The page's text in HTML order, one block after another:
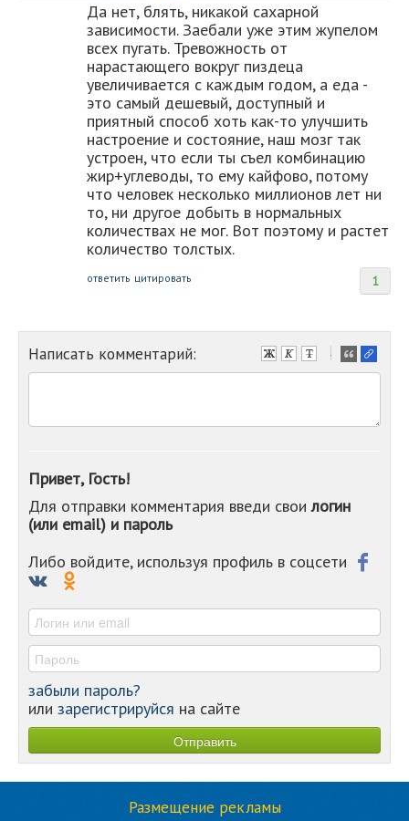
Да нет, блять, никакой сахарной
зависимости. Заебали уже этим жупелом
всех пугать. Тревожность от
нарастающего вокруг пиздеца
увеличивается с каждым годом, а еда -
это самый дешевый, доступный и
приятный способ хоть как-то улучшить
настроение и состояние, наш мозг так
устроен, что если ты съел комбинацию
жир+углеводы, то ему кайфово, потому
что человек несколько миллионов лет ни
то, ни другое добыть в нормальных
количествах не мог. Вот поэтому и растет
количество толстых.
1
ответить цитировать
Написать комментарий:
-
-
-
-
-
Привет, Гость!
Для отправки комментария введи своилогин
(или email) и пароль
Либо войдите, используя профиль в соцсети
забыли пароль?
или зарегистрируйся на сайте
Размещение рекламы